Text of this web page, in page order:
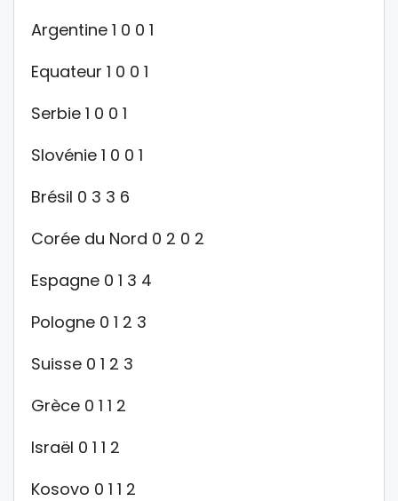
Argentine 1 0 0 1
Equateur 1 0 0 1
Serbie 1 0 0 1
Slovénie 1 0 0 1
Brésil 0 3 3 6
Corée du Nord 0 2 0 2
Espagne 0 1 3 4
Pologne 0 1 2 3
Suisse 0 1 2 3
Grèce 0 1 1 2
Israël 0 1 1 2
Kosovo 0 1 1 2